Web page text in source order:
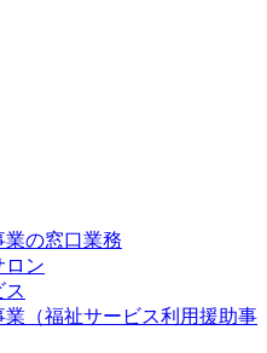
の窓口業務
ロン
ス
業（福祉サービス利用援助事